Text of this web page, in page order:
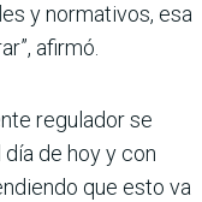
y nor­mativos, esa
afirmó.
regulador se
de hoy y con
que esto va